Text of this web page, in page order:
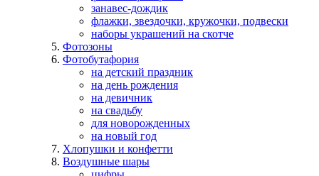
занавес-дождик
флажки, звездочки, кружочки, подвески
наборы украшений на скотче
Фотозоны
Фотобутафория
на детский праздник
на день рождения
на девичник
на свадьбу
для новорожденных
на новый год
Хлопушки и конфетти
Воздушные шары